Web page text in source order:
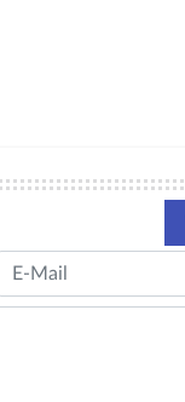
Email